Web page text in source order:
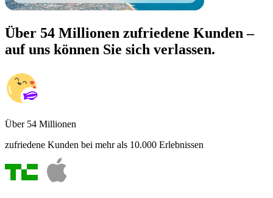
Über 54 Millionen zufriedene Kunden –
auf uns können Sie sich verlassen.
Über 54 Millionen
zufriedene Kunden bei mehr als 10.000 Erlebnissen